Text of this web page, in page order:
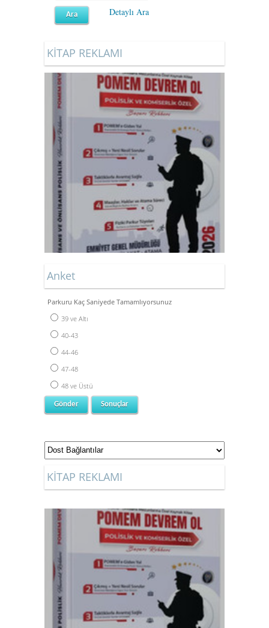
Detaylı Ara
KİTAP REKLAMI
Anket
Parkuru Kaç Saniyede Tamamlıyorsunuz
39 ve Altı
40-43
44-46
47-48
48 ve Üstü
KİTAP REKLAMI